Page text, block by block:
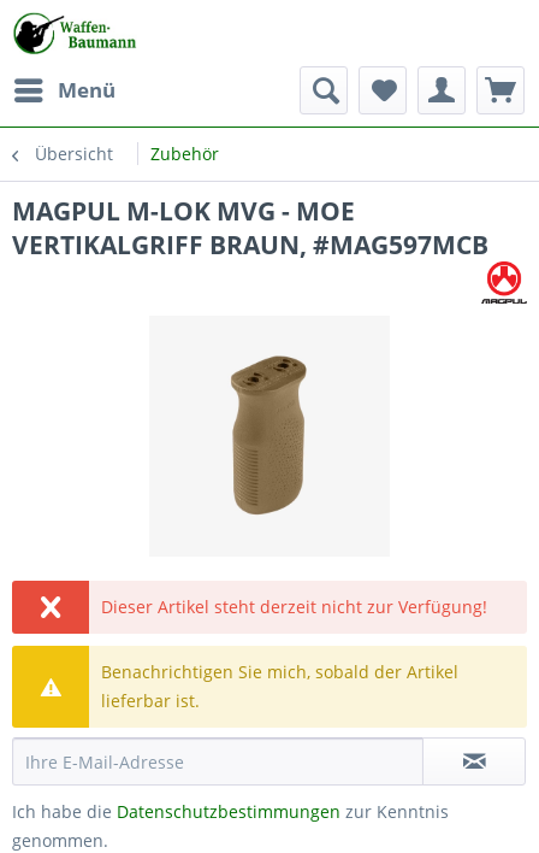
Menü
Übersicht Zubehör
MAGPUL M-LOK MVG - MOE
VERTIKALGRIFF BRAUN, #MAG597MCB
Dieser Artikel steht derzeit nicht zur Verfügung!
Benachrichtigen Sie mich, sobald der Artikel
lieferbar ist.
Ich habe die Datenschutzbestimmungen zur Kenntnis
genommen.